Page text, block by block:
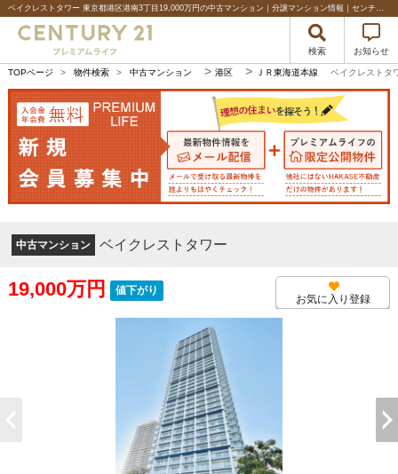
ベイクレストタワー 東京都港区港南3丁目19,000万円の中古マンション｜分譲マンション情報｜センチュリー21プレミアムライフ
検索 お知らせ
TOPページ > 物件検索 > 中古マンション > 港区 > ＪＲ東海道本線 ベイクレストタ
中古マンション ベイクレストタワー
19,000万円 値下がり
お気に入り登録